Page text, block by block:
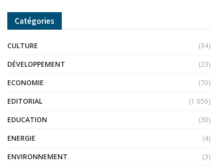
Catégories
CULTURE
(34)
DÉVELOPPEMENT
(23)
ECONOMIE
(70)
EDITORIAL
(1 056)
EDUCATION
(30)
ENERGIE
(4)
ENVIRONNEMENT
(3)